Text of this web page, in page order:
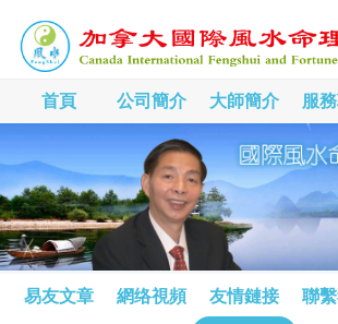
首頁 公司簡介 大師簡介 服
易友文章 網络視頻 友情鏈接 聯